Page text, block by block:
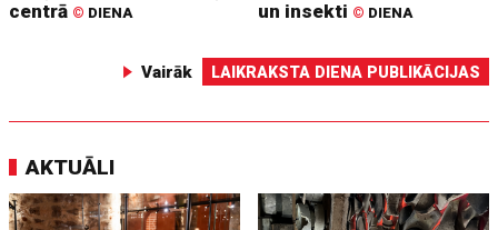
centrā © DIENA
un insekti © DIENA
Vairāk LAIKRAKSTA DIENA PUBLIKĀCIJAS
AKTUĀLI